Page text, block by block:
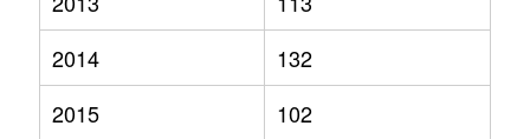
2014
132
2015
102